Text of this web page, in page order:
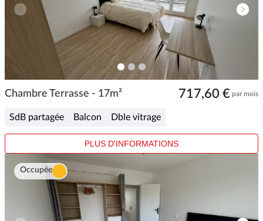
ITEM
ITEMITEM
1
Chambre Terrasse - 17m² 717,60 € par mois
SdB partagée Balcon Dble vitrage
PLUS D'INFORMATIONS
Occupée